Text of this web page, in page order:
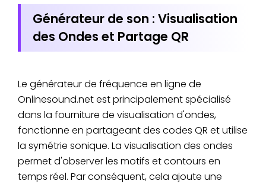
Générateur de son : Visualisation
des Ondes et Partage QR
Le générateur de fréquence en ligne de
Onlinesound.net est principalement spécialisé
dans la fourniture de visualisation d'ondes,
fonctionne en partageant des codes QR et utilise
la symétrie sonique. La visualisation des ondes
permet d'observer les motifs et contours en
temps réel. Par conséquent, cela ajoute une